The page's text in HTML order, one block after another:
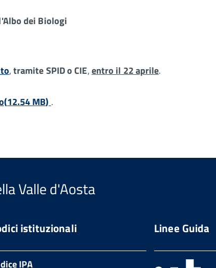
dei Biologi
,tramite SPID o CIE,entro il 22 aprile.
(12.54 MB) .
Valle d'Aosta
istituzionali
IPA
Linee Guida